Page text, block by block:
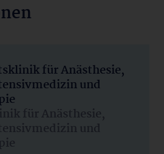
für Anästhesie,
und
für Anästhesie,
und